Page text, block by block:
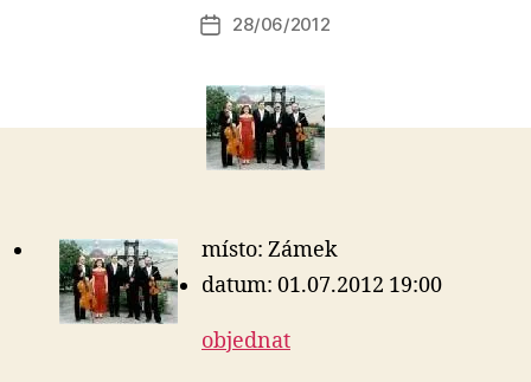
Autor
příspěvku
a
s
o
Datum
28/06/2012
místo: Zámek
datum: 01.07.2012 19:00
objednat